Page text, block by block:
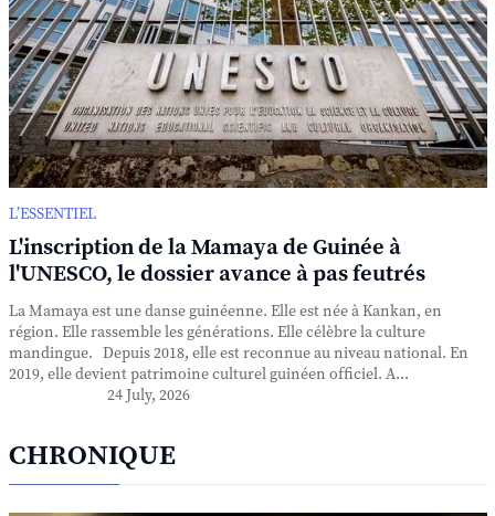
L’ESSENTIEL
L'inscription de la Mamaya de Guinée à
l'UNESCO, le dossier avance à pas feutrés
La Mamaya est une danse guinéenne. Elle est née à Kankan, en
région. Elle rassemble les générations. Elle célèbre la culture
mandingue. Depuis 2018, elle est reconnue au niveau national. En
2019, elle devient patrimoine culturel guinéen officiel. A...
24 July, 2026
CHRONIQUE